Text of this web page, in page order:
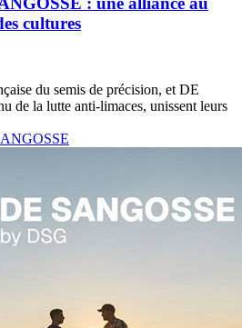
cultures
du semis de précision, et DE
de la lutte anti-limaces, unissent leurs